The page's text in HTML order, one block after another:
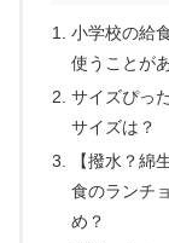
小学校の給
使うことが
サイズぴっ
サイズは？
【撥水？綿
食のランチ
め？